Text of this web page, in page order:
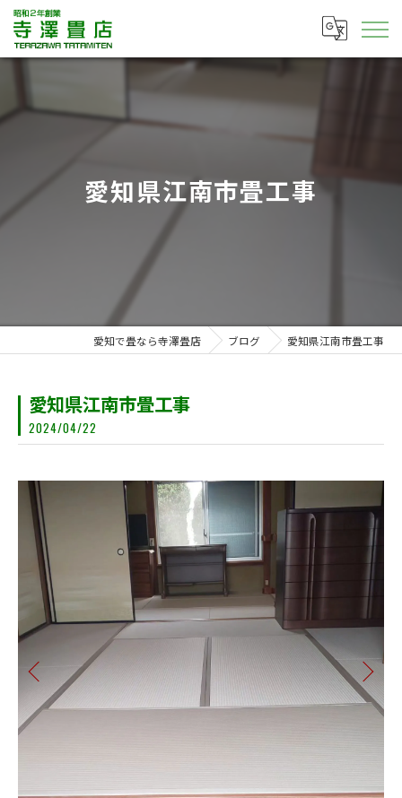
愛知県江南市畳工事
愛知で畳なら寺澤畳店 ブログ 愛知県江南市畳工事
愛知県江南市畳工事
2024/04/22